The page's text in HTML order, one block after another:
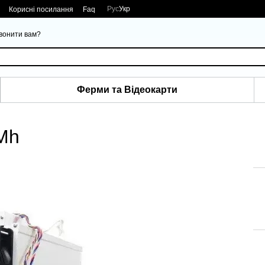
Корисні посилання Faq РусУкр
вам?
Ферми та Відеокарти